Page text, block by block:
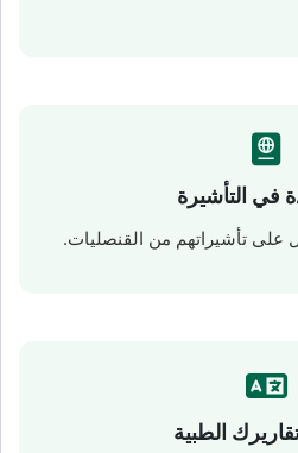
في التأشيرة
تأشيراتهم من القنصليات.
الطبية